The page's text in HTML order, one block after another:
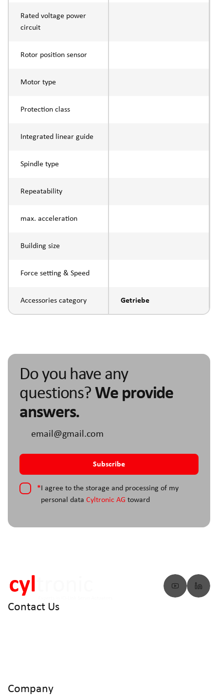
Rated voltage power
circuit
Rotor position sensor
Motor type
Protection class
Integrated linear guide
Spindle type
Repeatability
max. acceleration
Building size
Force setting & Speed
Accessories category Getriebe
Do you have any
questions? We provide
answers.
*I agree to the storage and processing of my
personal data Cyltronic AG toward
Contact Us
Company